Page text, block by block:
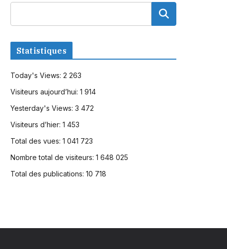
Statistiques
Today's Views: 2 263
Visiteurs aujourd’hui: 1 914
Yesterday's Views: 3 472
Visiteurs d’hier: 1 453
Total des vues: 1 041 723
Nombre total de visiteurs: 1 648 025
Total des publications: 10 718